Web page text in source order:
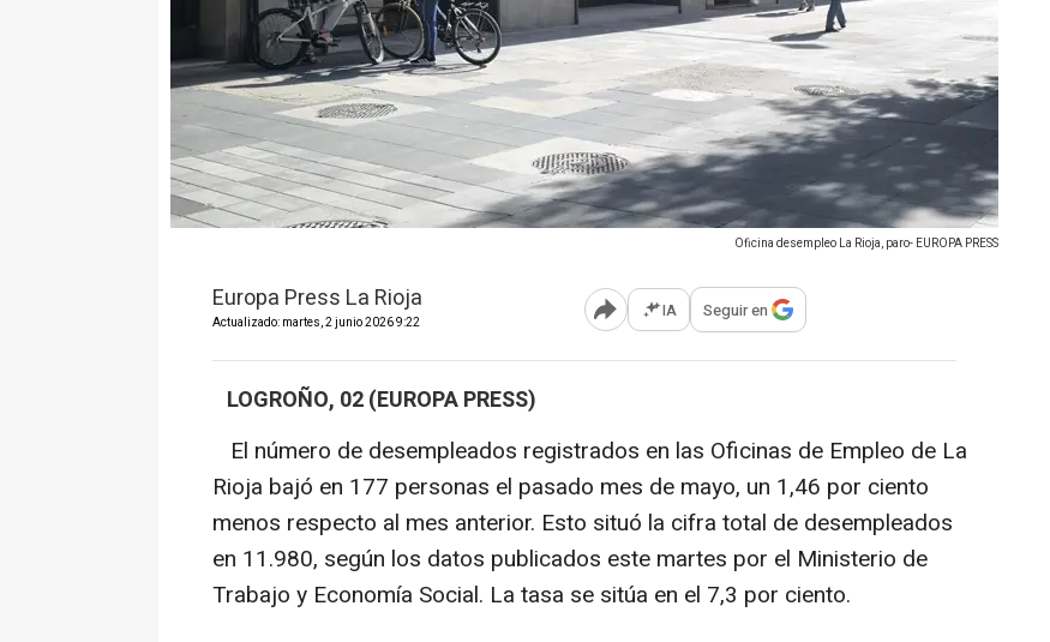
Oficina desempleo La Rioja, paro- EUROPA PRESS
Europa Press La Rioja
Actualizado: martes, 2 junio 2026 9:22 Abrir opciones para compartir
IA Seguir en
LOGROÑO, 02 (EUROPA PRESS)
El número de desempleados registrados en las Oficinas de Empleo de La
Rioja bajó en 177 personas el pasado mes de mayo, un 1,46 por ciento
menos respecto al mes anterior. Esto situó la cifra total de desempleados
en 11.980, según los datos publicados este martes por el Ministerio de
Trabajo y Economía Social. La tasa se sitúa en el 7,3 por ciento.